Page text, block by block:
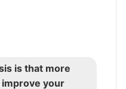
is that more
your